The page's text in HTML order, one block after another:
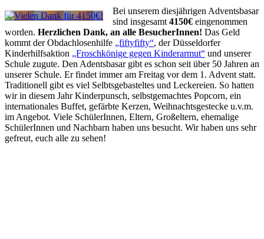
Bei unserem diesjährigen Adventsbasar
sind insgesamt 4150€ eingenommen
worden. Herzlichen Dank, an alle BesucherInnen! Das Geld
kommt der Obdachlosenhilfe „fiftyfifty“, der Düsseldorfer
Kinderhilfsaktion „Froschkönige gegen Kinderarmut“ und unserer
Schule zugute. Den Adentsbasar gibt es schon seit über 50 Jahren an
unserer Schule. Er findet immer am Freitag vor dem 1. Advent statt.
Traditionell gibt es viel Selbtsgebasteltes und Leckereien. So hatten
wir in diesem Jahr Kinderpunsch, selbstgemachtes Popcorn, ein
internationales Buffet, gefärbte Kerzen, Weihnachtsgestecke u.v.m.
im Angebot. Viele SchülerInnen, Eltern, Großeltern, ehemalige
SchülerInnen und Nachbarn haben uns besucht. Wir haben uns sehr
gefreut, euch alle zu sehen!